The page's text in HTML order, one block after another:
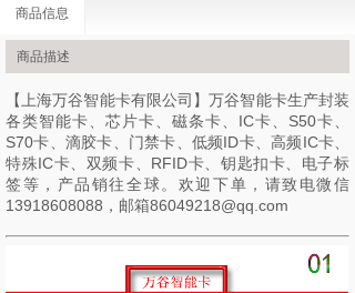
商品信息
商品描述
【上海万谷智能卡有限公司】万谷智能卡生产封装
各类智能卡、芯片卡、磁条卡、IC卡、S50卡、
S70卡、滴胶卡、门禁卡、低频ID卡、高频IC卡、
特殊IC卡、双频卡、RFID卡、钥匙扣卡、电子标
签等，产品销往全球。欢迎下单，请致电微信
13918608088，邮箱86049218@qq.com